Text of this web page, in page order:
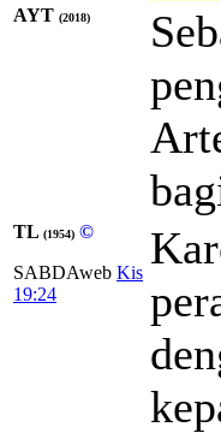
AYT (2018)
TL (1954) ©
SABDAweb Kis
19:24